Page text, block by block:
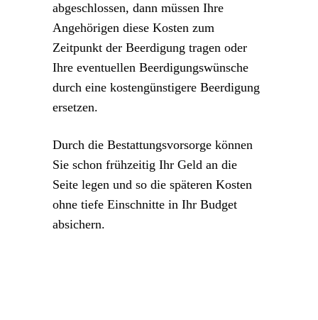
abgeschlossen, dann müssen Ihre
Angehörigen diese Kosten zum
Zeitpunkt der Beerdigung tragen oder
Ihre eventuellen Beerdigungswünsche
durch eine kostengünstigere Beerdigung
ersetzen.
Durch die Bestattungsvorsorge können
Sie schon frühzeitig Ihr Geld an die
Seite legen und so die späteren Kosten
ohne tiefe Einschnitte in Ihr Budget
absichern.